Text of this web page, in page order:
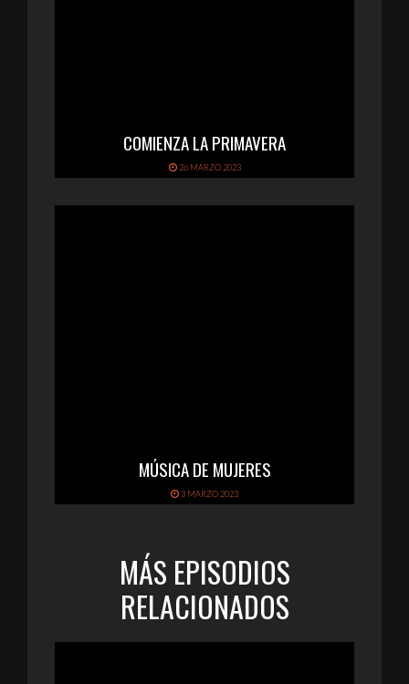
COMIENZA LA PRIMAVERA
26 MARZO 2023
MÚSICA DE MUJERES
3 MARZO 2023
MÁS EPISODIOS
RELACIONADOS